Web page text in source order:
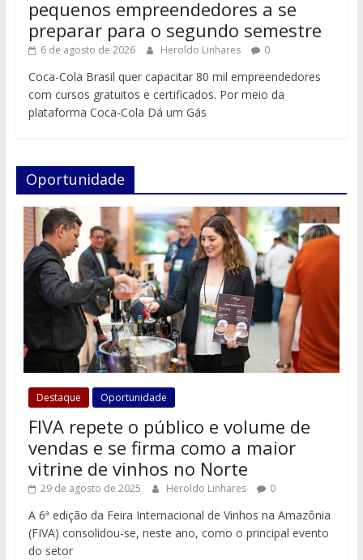
pequenos empreendedores a se
preparar para o segundo semestre
6 de agosto de 2026 Heroldo Linhares 0
Coca-Cola Brasil quer capacitar 80 mil empreendedores
com cursos gratuitos e certificados. Por meio da
plataforma Coca-Cola Dá um Gás
Oportunidade
Destaque Oportunidade
FIVA repete o público e volume de
vendas e se firma como a maior
vitrine de vinhos no Norte
29 de agosto de 2025 Heroldo Linhares 0
A 6ª edição da Feira Internacional de Vinhos na Amazônia
(FIVA) consolidou-se, neste ano, como o principal evento
do setor